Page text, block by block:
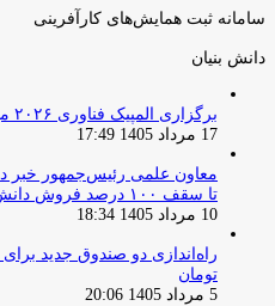
سامانه ثبت همایش‌های کارآفرینی
دانش‌ بنیان‌
برگزاری المپیک فناوری ۲۰۲۶ مهرماه ۱۴۰۵ در پارک فناوری پردیس
17 مرداد 1405 17:49
معاون علمی رئیس‌جمهور خبر
تا سقف ۱۰۰ درصد فروش دانش‌بنیان‌ها
10 مرداد 1405 18:34
راه‌اندازی دو صندوق جدید برای
تومان
5 مرداد 1405 20:06